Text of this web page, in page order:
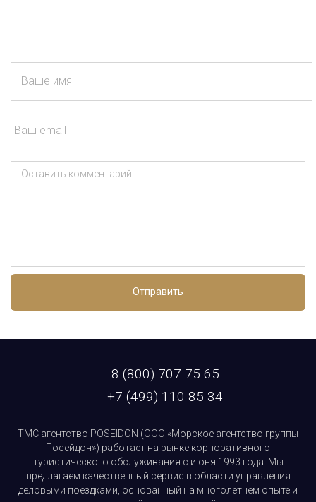
Ваше имя
Ваш email
Оставить комментарий
Отправить
8 (800) 707 75 65
+7 (499) 110 85 34
ТМС агентство POSEIDON (ООО «Морское агентство группы
Посейдон») работает на рынке корпоративного
туристического обслуживания с июня 1993 года. Мы
предлагаем качественный сервис в области управления
деловыми поездками, основанный на многолетнем опыте и